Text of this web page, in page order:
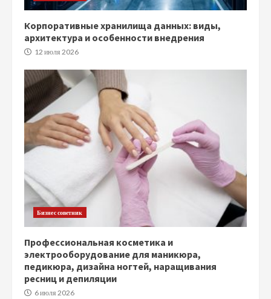
Корпоративные хранилища данных: виды,
архитектура и особенности внедрения
12 июля 2026
Бизнес советник
Профессиональная косметика и
электрооборудование для маникюра,
педикюра, дизайна ногтей, наращивания
ресниц и депиляции
6 июля 2026